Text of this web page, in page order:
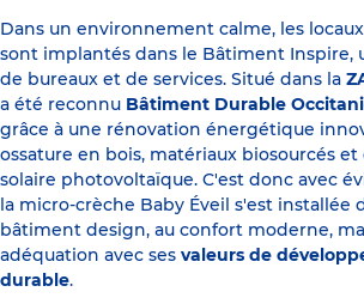
Dans un environnement calme, les
sont implantés dans le Bâtiment Inspire,
de bureaux et de services. Situé dans la
a été reconnu Bâtiment Durable
grâce à une rénovation énergétique
ossature en bois, matériaux biosourcés
solaire photovoltaïque. C'est donc avec
la micro-crèche Baby Éveil s'est installée
bâtiment design, au confort moderne,
adéquation avec ses valeurs de
durable.